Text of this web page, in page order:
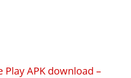
Play APK download –